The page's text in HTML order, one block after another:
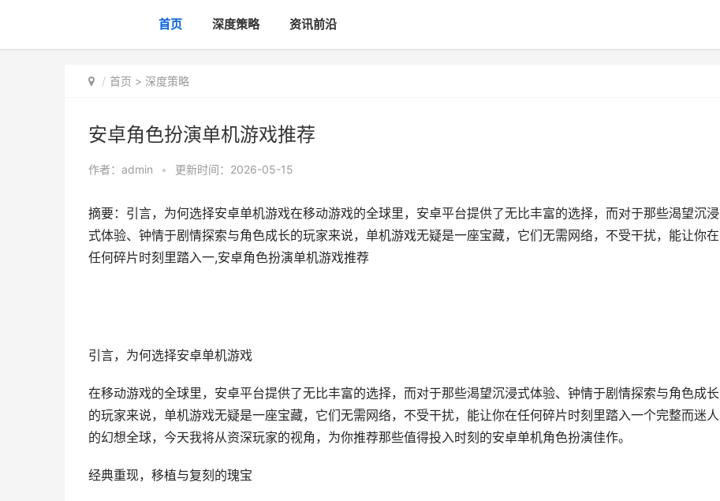
首页 深度策略 资讯前沿
首页 > 深度策略
安卓角色扮演单机游戏推荐
作者： admin • 更新时间：2026-05-15
摘要：引言，为何选择安卓单机游戏在移动游戏的全球里，安卓平台提供了无比丰富的选择，而对于那些渴望沉浸
式体验、钟情于剧情探索与角色成长的玩家来说，单机游戏无疑是一座宝藏，它们无需网络，不受干扰，能让你在
任何碎片时刻里踏入一,安卓角色扮演单机游戏推荐
引言，为何选择安卓单机游戏
在移动游戏的全球里，安卓平台提供了无比丰富的选择，而对于那些渴望沉浸式体验、钟情于剧情探索与角色成长
的玩家来说，单机游戏无疑是一座宝藏，它们无需网络，不受干扰，能让你在任何碎片时刻里踏入一个完整而迷人
的幻想全球，今天我将从资深玩家的视角，为你推荐那些值得投入时刻的安卓单机角色扮演佳作。
经典重现，移植与复刻的瑰宝